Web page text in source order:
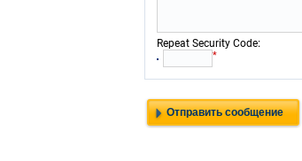
Repeat Security Code:
*